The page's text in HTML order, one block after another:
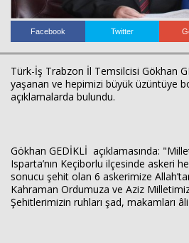
Facebook Twitter
Türk-İş Trabzon İl Temsilcisi Gökhan
yaşanan ve hepimizi büyük üzüntüye
açıklamalarda bulundu.
Gökhan GEDİKLİ açıklamasında:
Isparta’nın Keçiborlu ilçesinde askeri
sonucu şehit olan 6 askerimize
Kahraman Ordumuza ve Aziz
Şehitlerimizin ruhları şad, makamları